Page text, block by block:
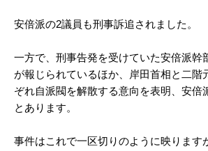
安倍派の2議員も刑事訴追されました。
一方で、刑事告発を受けていた安倍派幹
が報じられているほか、岸田首相と二階
ぞれ自派閥を解散する意向を表明、安倍
とあります。
事件はこれで一区切りのように映ります